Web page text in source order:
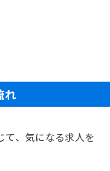
れ
て、気になる求人を